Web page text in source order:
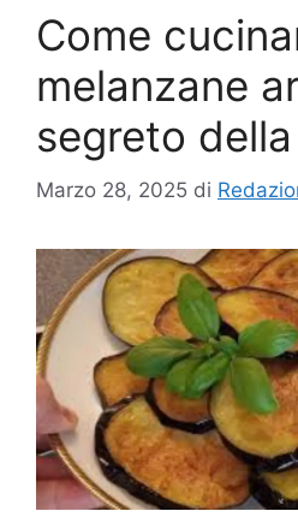
Come
melanzane
segreto
Marzo 28, 2025 di